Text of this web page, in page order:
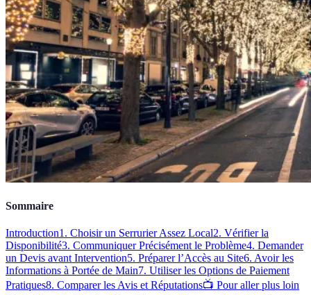
Sommaire
Introduction1. Choisir un Serrurier Assez Local2. Vérifier la
Disponibilité3. Communiquer Précisément le Problème4. Demander
un Devis avant Intervention5. Préparer l’Accès au Site6. Avoir les
Informations à Portée de Main7. Utiliser les Options de Paiement
Pratiques8. Comparer les Avis et Réputations📺 Pour aller plus loin